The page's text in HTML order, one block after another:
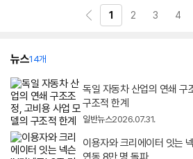
1 2 3 4
뉴스14개
독일 자동차 산업의 연쇄 구
구조적 한계
일반뉴스2026.07.31.
이용자와 크리에이터 잇는